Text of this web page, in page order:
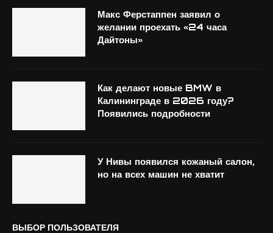
Макс Ферстаппен заявил о
желании проехать «24 часа
Дайтоны»
Как делают новые BMW в
Калининграде в 2026 году?
Появились подробности
У Нивы появился кожаный салон,
но на всех машин не хватит
ВЫБОР ПОЛЬЗОВАТЕЛЯ